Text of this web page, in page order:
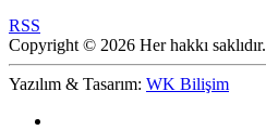
RSS
Copyright © 2026 Her hakkı saklıdır.
Yazılım & Tasarım: WK Bilişim